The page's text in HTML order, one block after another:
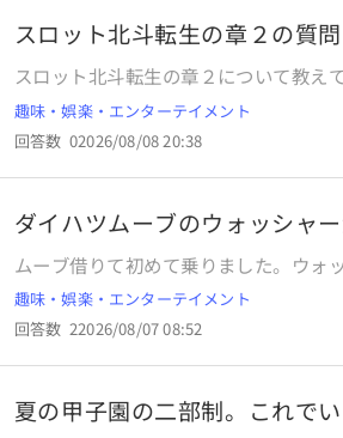
スロット北斗転生の章２の質問
スロット北斗転生の章２について教え
日・同じ台で）無限天破が続いたり（
から当選）、一日に３回とかの日もあ
く、設定とか、モードの継続などが関
あと、右上がりにチェリー並ぶ形は、
趣味・娯楽・エンターテイメント
回答数 02026/08/08 20:38
ダイハツムーブのウォッシャ
ムーブ借りて初めて乗りました。ウォ
ので補充しようと思ったら補充口が奥
トルの口をあてることができません。
しながら上から垂らして入れたのです
には漏斗とホースが必要です。 レイア
いう会社のレベルでしょうか？ ちなみ
趣味・娯楽・エンターテイメント
回答数 22026/08/07 08:52
夏の甲子園の二部制。これで